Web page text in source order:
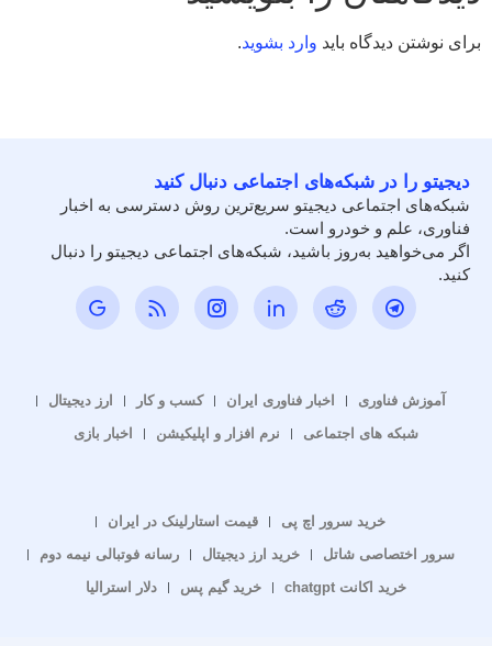
برای نوشتن دیدگاه باید وارد بشوید.
دیجیتو را در شبکه‌های اجتماعی دنبال کنید
شبکه‌های اجتماعی دیجیتو سریع‌ترین روش دسترسی به اخبار
فناوری، علم و خودرو است.
اگر می‌خواهید به‌روز باشید، شبکه‌های اجتماعی دیجیتو را دنبال
کنید.
آموزش فناوری اخبار فناوری ایران کسب و کار
ارز دیجیتال
شبکه های اجتماعی
نرم افزار و اپلیکیشن اخبار بازی
خرید سرور اچ پی
قیمت استارلینک در ایران
سرور اختصاصی شاتل
خرید ارز دیجیتال
رسانه فوتبالی نیمه دوم
خرید اکانت chatgpt
خرید گیم پس دلار استرالیا